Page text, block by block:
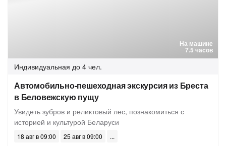
На машине
7.5 часов
Индивидуальная до 4 чел.
Автомобильно-пешеходная экскурсия из Бреста
в Беловежскую пущу
Увидеть зубров и реликтовый лес, познакомиться с
историей и культурой Беларуси
18 авг в 09:00
25 авг в 09:00